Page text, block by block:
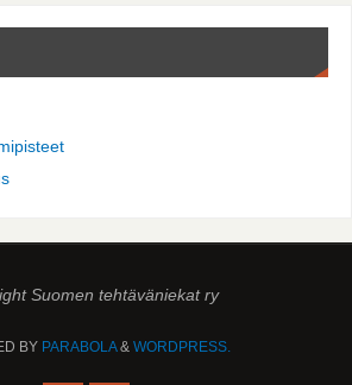
Suomen tehtäväniekat ry
BY PARABOLA& WORDPRESS.